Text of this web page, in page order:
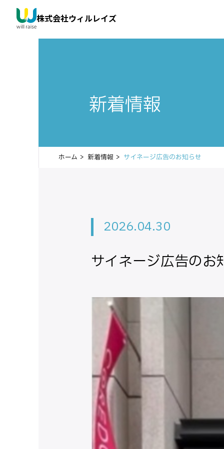
株式会社ウィルレイズ
新着情報
ホーム 新着情報 サイネージ広告のお知らせ
2026.04.30
サイネージ広告のお